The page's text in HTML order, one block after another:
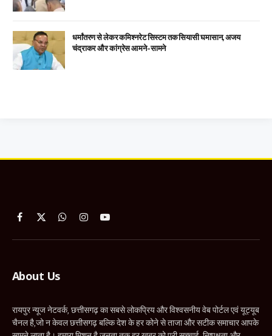
धर्मांतरण से लेकर कमिश्नरेट सिस्टम तक सियासी घमासान, अजय
चंद्राकर और कांग्रेस आमने-सामने
Facebook
X
WhatsApp
InstagramYouTube
About Us
रायपुर न्यूज नेटवर्क, छत्तीसगढ़ का सबसे लोकप्रिय और विश्वसनीय वेब पोर्टल एवं यूट्यूब
चैनल है,जो न केवल छत्तीसगढ़ बल्कि देश के हर कोने से ताजा और सटीक समाचार आपके